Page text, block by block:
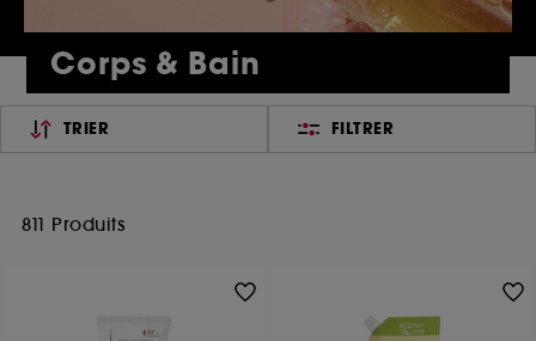
Corps & Bain
TRIER FILTRER
811 Produits